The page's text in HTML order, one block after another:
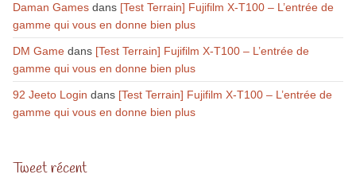
Daman Gamesdans [Test Terrain] Fujifilm X-T100 – L’entrée de
gamme qui vous en donne bien plus
DM Gamedans [Test Terrain] Fujifilm X-T100 – L’entrée de
gamme qui vous en donne bien plus
92 Jeeto Login dans [Test Terrain] Fujifilm X-T100 – L’entrée de
gamme qui vous en donne bien plus
Tweet récent